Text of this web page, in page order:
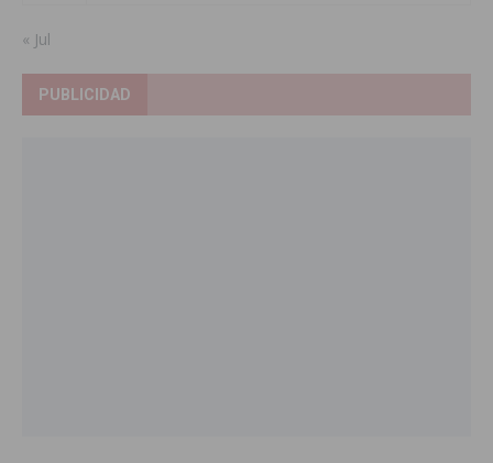
« Jul
PUBLICIDAD